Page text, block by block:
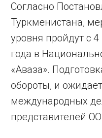
Согласно
Туркменистана,
уровня пройдут с 4
года в
«Аваза».
обороты, и
международных
представителей